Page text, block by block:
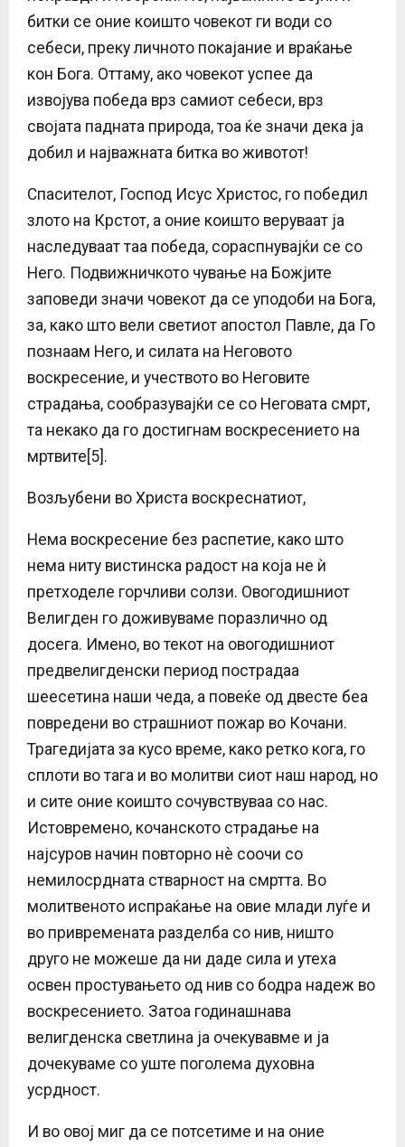
битки се оние коишто човекот ги води со
себеси, преку личното покајание и враќање
кон Бога. Оттаму, ако човекот успее да
извојува победа врз самиот себеси, врз
својата падната природа, тоа ќе значи дека ја
добил и најважната битка во животот!
Спасителот, Господ Исус Христос, го победил
злото на Крстот, а оние коишто веруваат ја
наследуваат таа победа, сораспнувајќи се со
Него. Подвижничкото чување на Божјите
заповеди значи човекот да се уподоби на Бога,
за, како што вели светиот апостол Павле, да Го
познаам Него, и силата на Неговото
воскресение, и учеството во Неговите
страдања, сообразувајќи се со Неговата смрт,
та некако да го достигнам воскресението на
мртвите[5].
Возљубени во Христа воскреснатиот,
Нема воскресение без распетие, како што
нема ниту вистинска радост на која не ѝ
претходеле горчливи солзи. Овогодишниот
Велигден го доживуваме поразлично од
досега. Имено, во текот на овогодишниот
предвелигденски период пострадаа
шеесетина наши чеда, а повеќе од двесте беа
повредени во страшниот пожар во Кочани.
Трагедијата за кусо време, како ретко кога, го
сплоти во тага и во молитви сиот наш народ, но
и сите оние коишто сочувствуваа со нас.
Истовремено, кочанското страдање на
најсуров начин повторно нè соочи со
немилосрдната стварност на смртта. Во
молитвеното испраќање на овие млади луѓе и
во привремената разделба со нив, ништо
друго не можеше да ни даде сила и утеха
освен простувањето од нив со бодра надеж во
воскресението. Затоа годинашнава
велигденска светлина ја очекувавме и ја
дочекуваме со уште поголема духовна
усрдност.
И во овој миг да се потсетиме и на оние